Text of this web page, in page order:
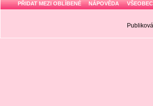
PŘIDAT MEZI OBLÍBENÉ NÁPOVĚDA